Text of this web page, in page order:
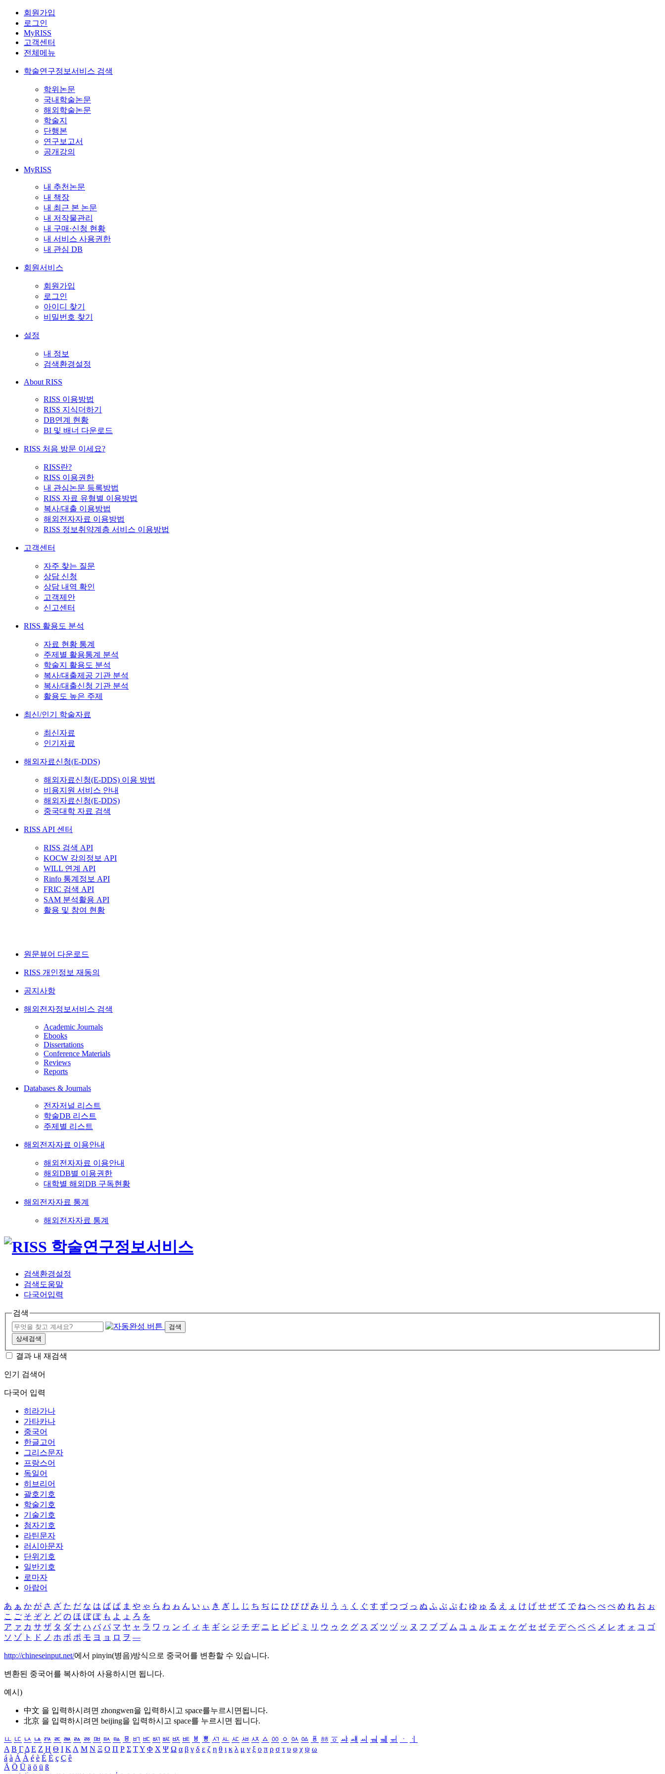
회원가입
로그인
MyRISS
고객센터
전체메뉴
학술연구정보서비스 검색
학위논문
국내학술논문
해외학술논문
학술지
단행본
연구보고서
공개강의
MyRISS
내 추천논문
내 책장
내 최근 본 논문
내 저작물관리
내 구매·신청 현황
내 서비스 사용권한
내 관심 DB
회원서비스
회원가입
로그인
아이디 찾기
비밀번호 찾기
설정
내 정보
검색환경설정
About RISS
RISS 이용방법
RISS 지식더하기
DB연계 현황
BI 및 배너 다운로드
RISS 처음 방문 이세요?
RISS란?
RISS 이용권한
내 관심논문 등록방법
RISS 자료 유형별 이용방법
복사/대출 이용방법
해외전자자료 이용방법
RISS 정보취약계층 서비스 이용방법
고객센터
자주 찾는 질문
상담 신청
상담 내역 확인
고객제안
신고센터
RISS 활용도 분석
자료 현황 통계
주제별 활용통계 분석
학술지 활용도 분석
복사/대출제공 기관 분석
복사/대출신청 기관 분석
활용도 높은 주제
최신/인기 학술자료
최신자료
인기자료
해외자료신청(E-DDS)
해외자료신청(E-DDS) 이용 방법
비용지원 서비스 안내
해외자료신청(E-DDS)
중국대학 자료 검색
RISS API 센터
RISS 검색 API
KOCW 강의정보 API
WILL 연계 API
Rinfo 통계정보 API
FRIC 검색 API
SAM 분석활용 API
활용 및 참여 현황
원문뷰어 다운로드
RISS 개인정보 재동의
공지사항
해외전자정보서비스 검색
Academic Journals
Ebooks
Dissertations
Conference Materials
Reviews
Reports
Databases & Journals
전자저널 리스트
학술DB 리스트
주제별 리스트
해외전자자료 이용안내
해외전자자료 이용안내
해외DB별 이용권한
대학별 해외DB 구독현황
해외전자자료 통계
해외전자자료 통계
검색환경설정
검색도움말
다국어입력
검색
검색
상세검색
결과 내 재검색
인기 검색어
다국어 입력
히라가나
가타카나
중국어
한글고어
그리스문자
프랑스어
독일어
히브리어
괄호기호
학술기호
기술기호
첨자기호
라틴문자
러시아문자
단위기호
일반기호
로마자
아랍어
あ ぁ か が さ ざ た だ な は ば ぱ ま や ゃ ら わ ゎ ん い ぃ き ぎ し じ ち ぢ に ひ び ぴ み り う ぅ く ぐ す ず つ づ っ ぬ ふ ぶ ぷ む ゆ ゅ る え ぇ け げ せ ぜ て で ね へ べ ぺ め れ お ぉ
こ ご そ ぞ と ど の ほ ぼ ぽ も よ ょ ろ を
ア ァ カ サ ザ タ ダ ナ ハ バ パ マ ヤ ャ ラ ワ ヮ ン イ ィ キ ギ シ ジ チ ヂ ニ ヒ ビ ピ ミ リ ウ ゥ ク グ ス ズ ツ ヅ ッ ヌ フ ブ プ ム ユ ュ ル エ ェ ケ ゲ セ ゼ テ デ ヘ ベ ペ メ レ オ ォ コ ゴ
ソ ゾ ト ド ノ ホ ボ ポ モ ヨ ョ ロ ヲ ―
http://chineseinput.net/에서 pinyin(병음)방식으로 중국어를 변환할 수 있습니다.
변환된 중국어를 복사하여 사용하시면 됩니다.
예시)
中文 을 입력하시려면 zhongwen을 입력하시고 space를누르시면됩니다.
北京 을 입력하시려면 beijing을 입력하시고 space를 누르시면 됩니다.
ㅥ ㅦ ㅧ ㅨ ㅩ ㅪ ㅫ ㅬ ㅭ ㅮ ㅯ ㅰ ㅱ ㅲ ㅳ ㅴ ㅵ ㅶ ㅷ ㅸ ㅹ ㅺ ㅻ ㅼ ㅽ ㅾ ㅿ ㆀ ㆁ ㆂ ㆃ ㆄ ㆅ ㆆ ㆇ ㆈ ㆉ ㆊ ㆋ ㆌ ㆍ
ㆎ
Α Β ΓΔ Ε Ζ Η Θ Ι ΚΛ Μ Ν Ξ Ο Π Ρ Σ ΤΥ Φ Χ Ψ Ω α β γ δ ε ζ η θ ι κ λ μ ν ξ ο π ρ σ τ υ φ χ ψ ω
á à Á À é è É È ç Ç ê
Ä Ö Ü ä ö ü ß